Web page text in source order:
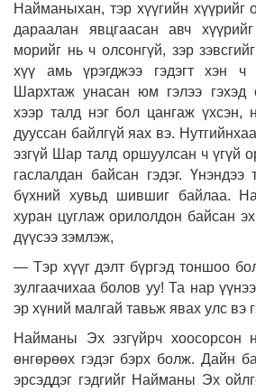
Найманыхан, тэр хүүгийн хүүрийг
дараалан явцгаасан авч
морийг нь ч олсонгүй, зэр
хүү амь үрэгджээ гэдэгт хэн ч
Шархтаж унасан юм гэлээ гэхэд
хээр талд нэг бол цангаж үхсэн,
дууссан байлгүй яах вэ.
эзгүй Шар талд оршуулсан ч үгүй
гаслалдан байсан гэдэг. Үнэндээ
бүхний хувьд шившиг байлаа.
хуран цуглаж орилолдон байсан
дүүсээ зэмлэж,
— Тэр хүүг дэлт бүргэд тоншоо
зулгаачихаа болов уу! Та нар
эр хүний малгай тавьж явах улс вэ
Найманы Эх эзгүйрч хоосорсон
өнгөрөөх гэдэг бэрх болж. Дайн
эрсэддэг гэдгийг Найманы Эх